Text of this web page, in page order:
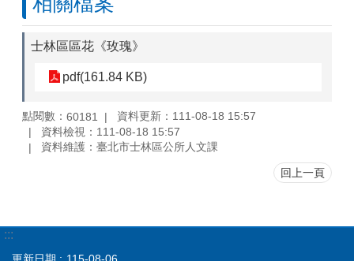
士林區區花《玫瑰》
pdf(161.84 KB)
點閱數： 60181
資料更新：111-08-18 15:57
資料檢視：111-08-18 15:57
資料維護：臺北市士林區公所人文課
回上一頁
:::